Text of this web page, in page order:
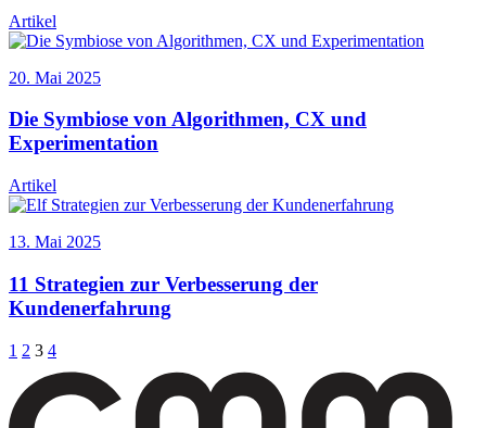
Artikel
20. Mai 2025
Die Symbiose von Algorithmen, CX und
Experimentation
Artikel
13. Mai 2025
11 Strategien zur Verbesserung der
Kundenerfahrung
Seitennummerierung
der
Beiträge
1 2 3 4